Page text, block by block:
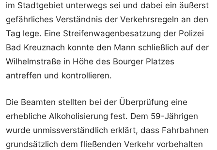
im Stadtgebiet unterwegs sei und dabei ein äußerst
gefährliches Verständnis der Verkehrsregeln an den
Tag lege. Eine Streifenwagenbesatzung der Polizei
Bad Kreuznach konnte den Mann schließlich auf der
Wilhelmstraße in Höhe des Bourger Platzes
antreffen und kontrollieren.
Die Beamten stellten bei der Überprüfung eine
erhebliche Alkoholisierung fest. Dem 59-Jährigen
wurde unmissverständlich erklärt, dass Fahrbahnen
grundsätzlich dem fließenden Verkehr vorbehalten